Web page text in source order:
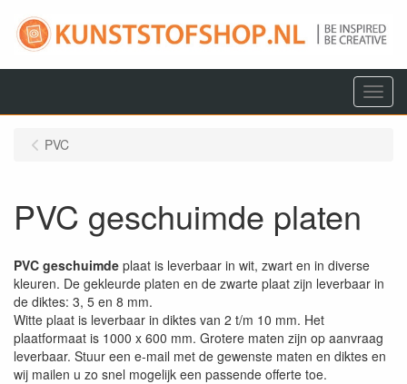
Menu
PVC
PVC geschuimde platen
PVC geschuimde plaat is leverbaar in wit, zwart en in diverse
kleuren. De gekleurde platen en de zwarte plaat zijn leverbaar in
de diktes: 3, 5 en 8 mm.
Witte plaat is leverbaar in diktes van 2 t/m 10 mm. Het
plaatformaat is 1000 x 600 mm. Grotere maten zijn op aanvraag
leverbaar. Stuur een e-mail met de gewenste maten en diktes en
wij mailen u zo snel mogelijk een passende offerte toe.